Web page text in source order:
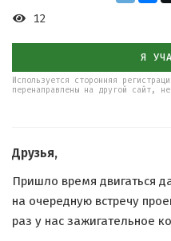
12
Я
Используется сторонняя
перенаправлены на другой сайт,
Друзья,
Пришло время двигаться
на очередную встречу
раз у нас зажигательное